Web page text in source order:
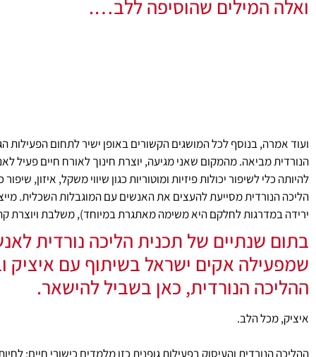
ואלה המילים שהוסיפה ללב….
ועוד אמרה, בנוסף לכל המושגים הקשורים באופן ישיר לתחום הפעילות
הנורדית מביאה. מהמקום שאני מגיעה, יוצרת חינוך לאורח חיים פעיל
להיותה כלי לשיפור יכולות פיזיות ומוטוריות כגון שיווי משקל, איזון,
הליכה הנורדית מסייעת להעצים את האנשים עם המוגבלות השכלית.
ירידה במדרגות לחלקם היא משימה מאתגרת במיוחד), משלבת ויוצרת
בתום שנתיים של תכנית הליכה נורדית
שמפעילה אקים ישראל בשיתוף עם איציק
ההליכה הנורדית, כאן בשביל להישאר.
איציק, מכל הלב.
ההליכה הנורדית והעיסוק בפעילות גופנית כזו מלמדים כישורי חיים: